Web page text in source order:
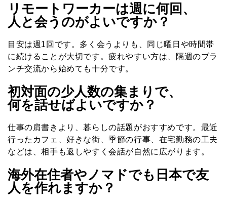
リモートワーカーは週に何回、
人と会うのがよいですか？
目安は週1回です。多く会うよりも、同じ曜日や時間帯
に続けることが大切です。疲れやすい方は、隔週のブラ
ンチ交流から始めても十分です。
初対面の少人数の集まりで、
何を話せばよいですか？
仕事の肩書きより、暮らしの話題がおすすめです。最近
行ったカフェ、好きな街、季節の行事、在宅勤務の工夫
などは、相手も返しやすく会話が自然に広がります。
海外在住者やノマドでも日本で友
人を作れますか？